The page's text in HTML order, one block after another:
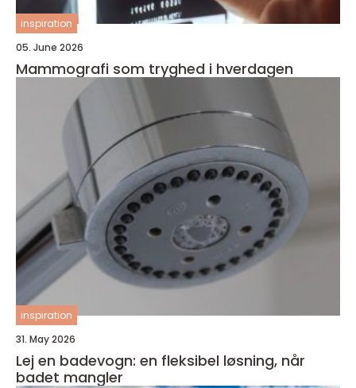
inspiration
05. June 2026
Mammografi som tryghed i hverdagen
inspiration
31. May 2026
Lej en badevogn: en fleksibel løsning, når
badet mangler